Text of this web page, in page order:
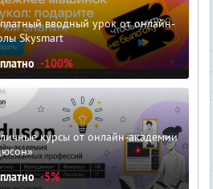
вводный урок от онлайн-
Skysmart
-100%
курсы от онлайн-академии
-5%